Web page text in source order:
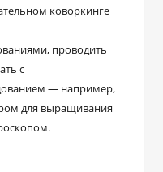
коворкинге
проводить
с
— например,
для выращивания